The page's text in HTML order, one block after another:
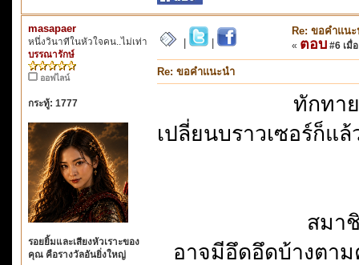
masapaer
หนึ่งวินาทีในหัวใจคน..ไม่เท่า
บรรณารักษ์
ออฟไลน์
กระทู้: 1777
รอยยิ้มและเสียงหัวเราะของ
คุณ คือรางวัลอันยิ่งใหญ่
Re: ขอคำแนะ
« ตอบ #6 เมื่
Re: ขอคำแนะนำ
ทักทา
เปลี่ยนบราวเซอร์ก็แ
สมา
อาจมีอึดอึดบ้างตา